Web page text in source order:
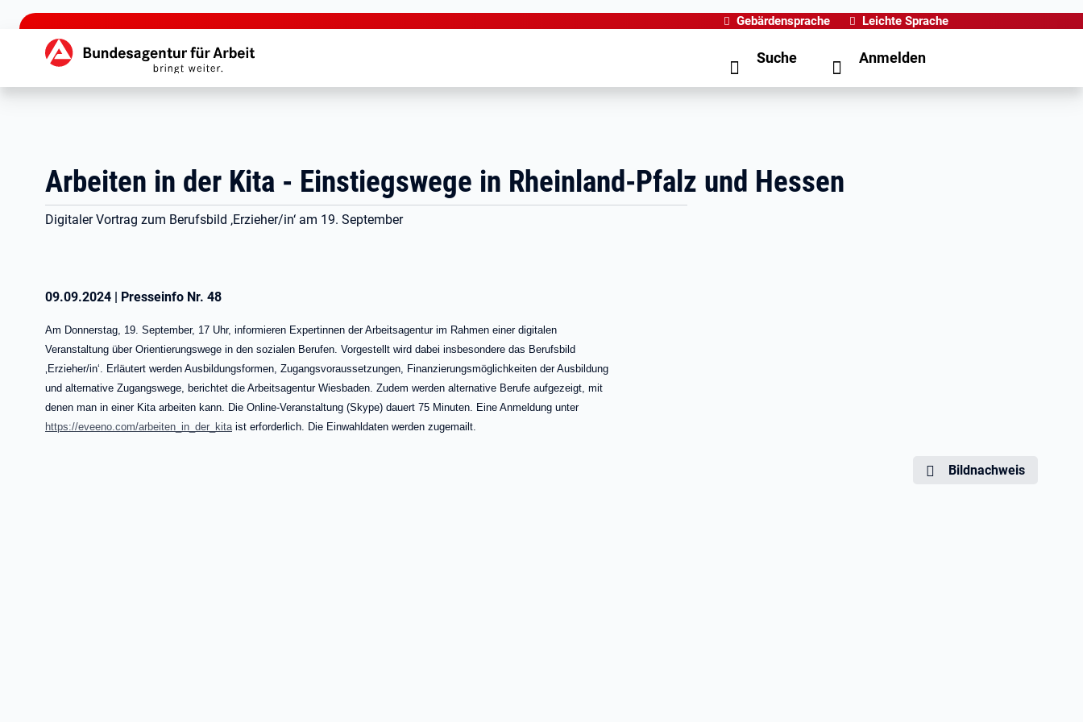
zu den Hauptinhalten springen
Gebärdensprache Leichte Sprache
Hauptnavigation Suche Anmelden
Arbeiten in der Kita - Einstiegswege in Rheinland-Pfalz und Hessen
Digitaler Vortrag zum Berufsbild ‚Erzieher/in‘ am 19. September
09.09.2024 | Presseinfo Nr. 48
Am Donnerstag, 19. September, 17 Uhr, informieren Expertinnen der Arbeitsagentur im Rahmen einer digitalen
Veranstaltung über Orientierungswege in den sozialen Berufen. Vorgestellt wird dabei insbesondere das Berufsbild
‚Erzieher/in‘. Erläutert werden Ausbildungsformen, Zugangsvoraussetzungen, Finanzierungsmöglichkeiten der Ausbildung
und alternative Zugangswege, berichtet die Arbeitsagentur Wiesbaden. Zudem werden alternative Berufe aufgezeigt, mit
denen man in einer Kita arbeiten kann. Die Online-Veranstaltung (Skype) dauert 75 Minuten. Eine Anmeldung unter
https://eveeno.com/arbeiten_in_der_kitaist erforderlich. Die Einwahldaten werden zugemailt.
Bildnachweis